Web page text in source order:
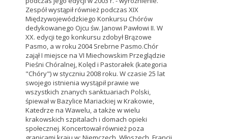
Zespół wystąpił również podczas XIX
Międzywojewódzkiego Konkursu Chórów
dedykowanego Ojcu św. Janowi Pawłowi II. W
XX. edycji tego konkursu zdobył Brązowe
Pasmo, a w roku 2004 Srebrne Pasmo.Chór
zajął I miejsce na VI Miechowskim Przeglądzie
Pieśni Chóralnej, Kolęd i Pastorałek (kategoria
"Chóry") w styczniu 2008 roku. W czasie 25 lat
swojego istnienia wystąpił prawie we
wszystkich znanych sanktuariach Polski,
śpiewał w Bazylice Mariackiej w Krakowie,
Katedrze na Wawelu, a także w wielu
krakowskich szpitalach i domach opieki
społecznej. Koncertował również poza